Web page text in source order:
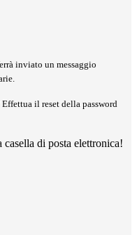
inviato un messaggio
il reset della password
di posta elettronica!